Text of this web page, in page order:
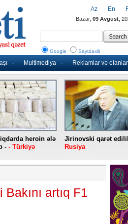
Multimediya Reklamlar və elanlar
Az En
Bazar, 09 Avgust ,
Google Saytdaxili
heroin ələ
- - Türkiyə
Jirinovski qarət
Rusiya
artıq F1